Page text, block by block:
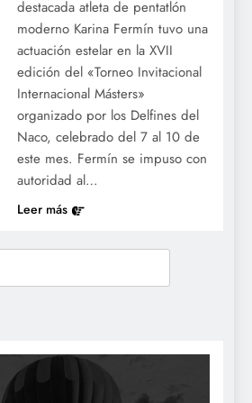
destacada atleta de pentatlón
moderno Karina Fermín tuvo una
actuación estelar en la XVII
edición del «Torneo Invitacional
Internacional Másters»
organizado por los Delfines del
Naco, celebrado del 7 al 10 de
este mes. Fermín se impuso con
autoridad al…
Leer más